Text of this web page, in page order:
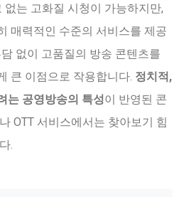
는 고화질 시청이 가능하지만,
매력적인 수준의 서비스를 제공
없이 고품질의 방송 콘텐츠를
큰 이점으로 작용합니다. 정치적,
는 공영방송의 특성이 반영된 콘
OTT 서비스에서는 찾아보기 힘
.